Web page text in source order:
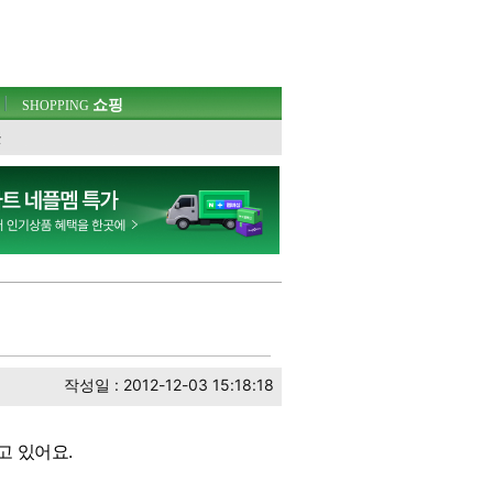
SHOPPING 쇼핑
작성일 : 2012-12-03 15:18:18
있어요.